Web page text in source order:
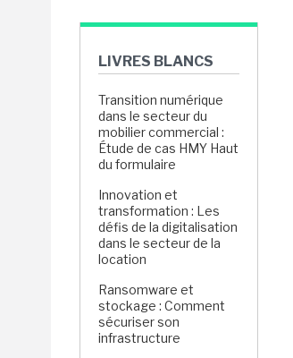
LIVRES BLANCS
Transition numérique
dans le secteur du
mobilier commercial :
Étude de cas HMY Haut
du formulaire
Innovation et
transformation : Les
défis de la digitalisation
dans le secteur de la
location
Ransomware et
stockage : Comment
sécuriser son
infrastructure